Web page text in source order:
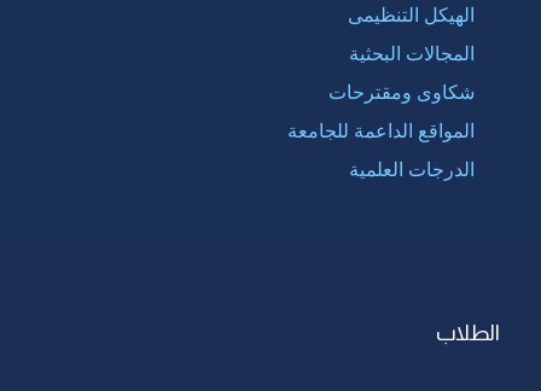
الهيكل التنظيمى
المجالات البحثية
شكاوى ومقترحات
المواقع الداعمة للجامعة
الدرجات العلمية
الطلاب